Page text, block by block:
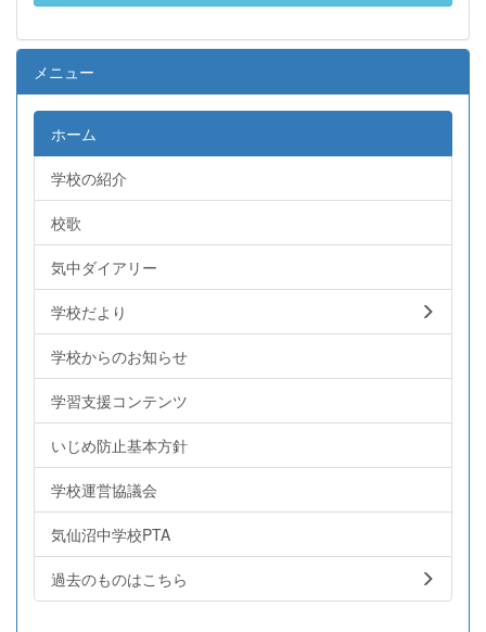
メニュー
ホーム
学校の紹介
校歌
気中ダイアリー
学校だより
学校からのお知らせ
学習支援コンテンツ
いじめ防止基本方針
学校運営協議会
気仙沼中学校PTA
過去のものはこちら